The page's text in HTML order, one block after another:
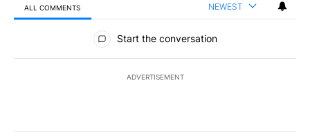
ALL COMMENTS NEWEST
All Comments
Start the conversation
ADVERTISEMENT